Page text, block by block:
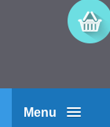
Menu